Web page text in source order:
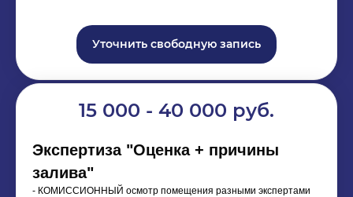
Уточнить свободную запись
15 000 - 40 000 руб.
Экспертиза "Оценка + причины
залива"
- КОМИССИОННЫЙ осмотр помещения разными экспертами
Экономь своё время -
скачивай бесплатно